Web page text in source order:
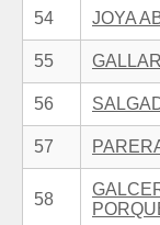
54 JOYA
55
56
57
58